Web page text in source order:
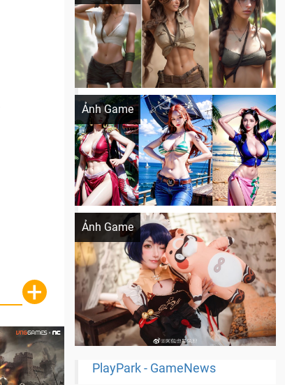
+
Ảnh Game
Khi AI Cosplay gái đẹp One Piece
Ảnh Game
Cosplay Xiangling siêu cute
PlayPark - GameNews